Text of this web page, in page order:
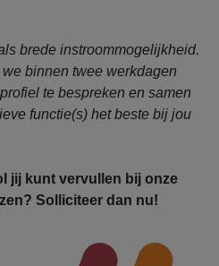
brede instroommogelijkheid.
binnen twee werkdagen
te bespreken en samen
functie(s) het beste bij jou
jij kunt vervullen bij onze
Solliciteer dan nu!